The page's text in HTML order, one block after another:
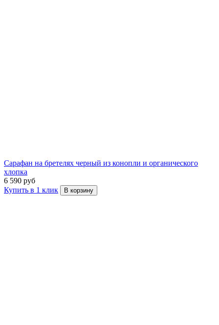
Сарафан на бретелях черный из конопли и органического
хлопка
6 590 руб
Купить в 1 клик
В корзину